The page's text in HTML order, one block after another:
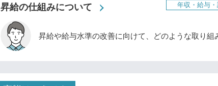
昇給の仕組みについて 年収・給与・
昇給や給与水準の改善に向けて、どのような取り組